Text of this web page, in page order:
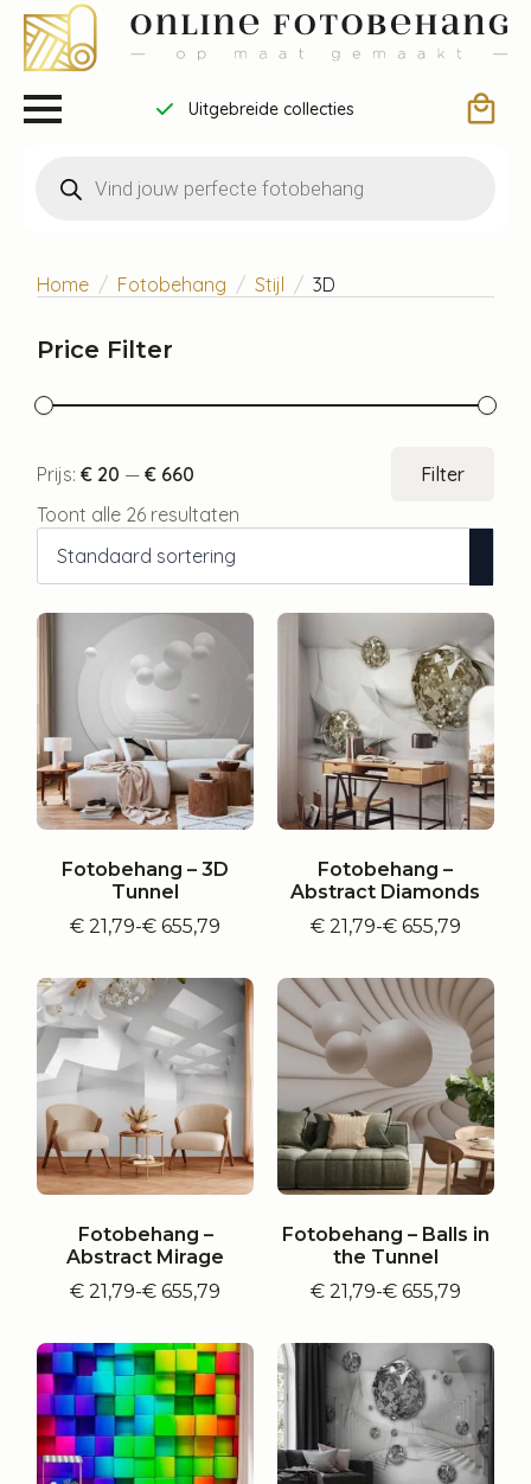
Uitgebreide collecties
zoeken
Home Fotobehang Stijl 3D
Price Filter
Filter
Prijs:€ 20 —€ 660
Toont alle 26 resultaten
Fotobehang – 3D
Tunnel
€ 21,79-€ 655,79
Prijsklasse:
tot
€ 655,79
Fotobehang –
Abstract Diamonds
€21,79-€655,79
Prijsklasse:
tot
€ 655,79
Fotobehang –
Abstract Mirage
€ 21,79-€ 655,79
Prijsklasse:
tot
€ 655,79
Fotobehang – Balls in
the Tunnel
€21,79-€655,79
Prijsklasse:
tot
€ 655,79